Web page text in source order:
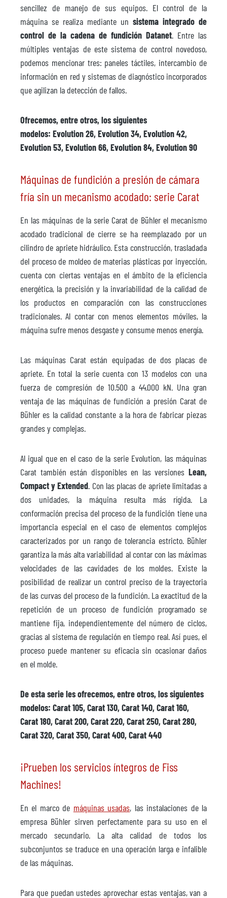
sencillez de manejo de sus equipos. El control de la
máquina se realiza mediante un sistema integrado de
control de la cadena de fundición Datanet. Entre las
múltiples ventajas de este sistema de control novedoso,
podemos mencionar tres: paneles táctiles, intercambio de
información en red y sistemas de diagnóstico incorporados
que agilizan la detección de fallos.
Ofrecemos, entre otros, los siguientes
modelos: Evolution 26, Evolution 34, Evolution 42,
Evolution 53, Evolution 66, Evolution 84, Evolution 90
Máquinas de fundición a presión de cámara
fría sin un mecanismo acodado: serie Carat
En las máquinas de la serie Carat de Bühler el mecanismo
acodado tradicional de cierre se ha reemplazado por un
cilindro de apriete hidráulico. Esta construcción, trasladada
del proceso de moldeo de materias plásticas por inyección,
cuenta con ciertas ventajas en el ámbito de la eficiencia
energética, la precisión y la invariabilidad de la calidad de
los productos en comparación con las construcciones
tradicionales. Al contar con menos elementos móviles, la
máquina sufre menos desgaste y consume menos energía.
Las máquinas Carat están equipadas de dos placas de
apriete. En total la serie cuenta con 13 modelos con una
fuerza de compresión de 10.500 a 44.000 kN. Una gran
ventaja de las máquinas de fundición a presión Carat de
Bühler es la calidad constante a la hora de fabricar piezas
grandes y complejas.
Al igual que en el caso de la serie Evolution, las máquinas
Carat también están disponibles en las versiones Lean,
Compact y Extended. Con las placas de apriete limitadas a
dos unidades, la máquina resulta más rígida. La
conformación precisa del proceso de la fundición tiene una
importancia especial en el caso de elementos complejos
caracterizados por un rango de tolerancia estricto. Bühler
garantiza la más alta variabilidad al contar con las máximas
velocidades de las cavidades de los moldes. Existe la
posibilidad de realizar un control preciso de la trayectoria
de las curvas del proceso de la fundición. La exactitud de la
repetición de un proceso de fundición programado se
mantiene fija, independientemente del número de ciclos,
gracias al sistema de regulación en tiempo real. Así pues, el
proceso puede mantener su eficacia sin ocasionar daños
en el molde.
De esta serie les ofrecemos, entre otros, los siguientes
modelos: Carat 105, Carat 130, Carat 140, Carat 160,
Carat 180, Carat 200, Carat 220, Carat 250, Carat 280,
Carat 320, Carat 350, Carat 400, Carat 440
¡Prueben los servicios íntegros de Fiss
Machines!
En el marco de máquinas usadas, las instalaciones de la
empresa Bühler sirven perfectamente para su uso en el
mercado secundario. La alta calidad de todos los
subconjuntos se traduce en una operación larga e infalible
de las máquinas.
Para que puedan ustedes aprovechar estas ventajas, van a